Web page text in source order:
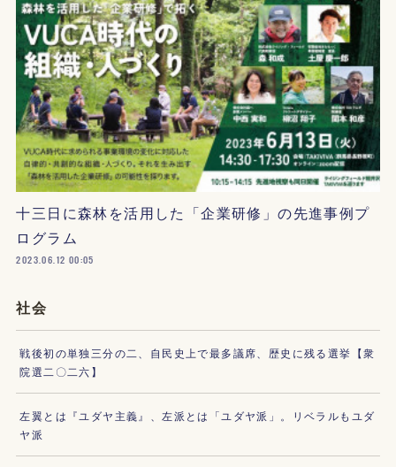
十三日に森林を活用した「企業研修」の先進事例プ
ログラム
2023.06.12 00:05
社会
戦後初の単独三分の二、自民史上で最多議席、歴史に残る選挙【衆
院選二〇二六】
左翼とは『ユダヤ主義』、左派とは「ユダヤ派」。リベラルもユダ
ヤ派